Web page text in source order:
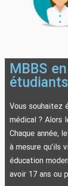
MBBS
Vous souhaitez
médical ? Alors
Chaque année,
à mesure qu’ils
éducation
avoir 17 ans ou